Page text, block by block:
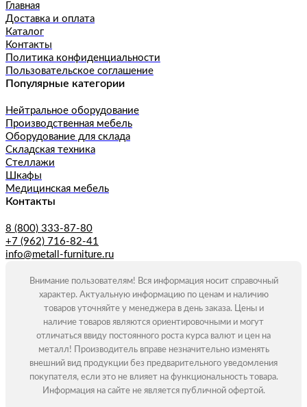
Главная
Доставка и оплата
Каталог
Контакты
Политика конфиденциальности
Пользовательское соглашение
Популярные категории
Нейтральное оборудование
Производственная мебель
Оборудование для склада
Складская техника
Стеллажи
Шкафы
Медицинская мебель
Контакты
8 (800) 333-87-80
+7 (962) 716-82-41
info@metall-furniture.ru
Внимание пользователям! Вся информация носит справочный
характер. Актуальную информацию по ценам и наличию
товаров уточняйте у менеджера в день заказа. Цены и
наличие товаров являются ориентировочными и могут
отличаться ввиду постоянного роста курса валют и цен на
металл! Производитель вправе незначительно изменять
внешний вид продукции без предварительного уведомления
покупателя, если это не влияет на функциональность товара.
Информация на сайте не является публичной офертой.